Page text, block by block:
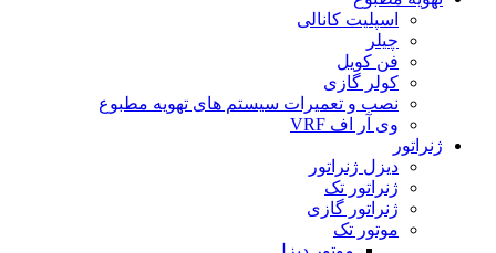
اسپلیت کانالی
چیلر
فن کویل
کولر گازی
نصب و تعمیرات سیستم های تهویه مطبوع
وی آر اف VRF
ژنراتور
دیزل ژنراتور
ژنراتور تک
ژنراتور گازی
موتور تک